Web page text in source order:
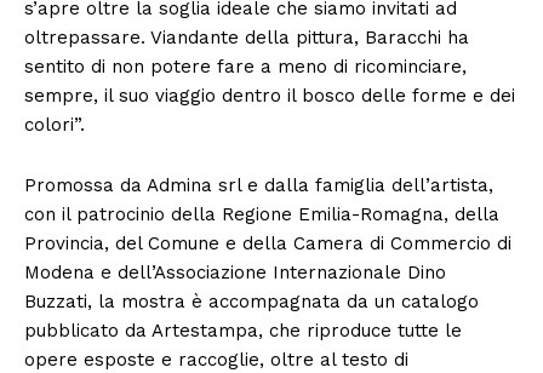
s’apre oltre la soglia ideale che siamo invitati ad
oltrepassare. Viandante della pittura, Baracchi ha
sentito di non potere fare a meno di ricominciare,
sempre, il suo viaggio dentro il bosco delle forme e dei
colori”.
Promossa da Admina srl e dalla famiglia dell’artista,
con il patrocinio della Regione Emilia-Romagna, della
Provincia, del Comune e della Camera di Commercio di
Modena e dell’Associazione Internazionale Dino
Buzzati, la mostra è accompagnata da un catalogo
pubblicato da Artestampa, che riproduce tutte le
opere esposte e raccoglie, oltre al testo di